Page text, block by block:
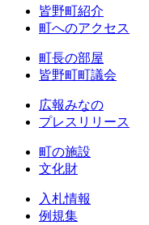
皆野町紹介
町へのアクセス
町長の部屋
皆野町町議会
広報みなの
プレスリリース
町の施設
文化財
入札情報
例規集